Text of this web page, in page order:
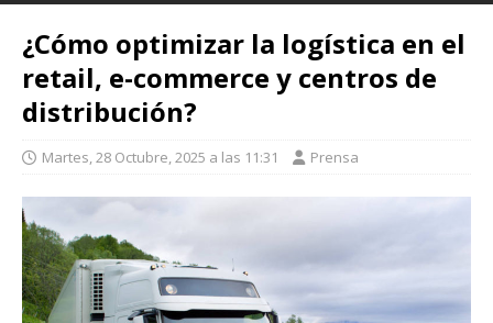
¿Cómo optimizar la logística en el
retail, e-commerce y centros de
distribución?
Martes, 28 Octubre, 2025 a las 11:31 Prensa